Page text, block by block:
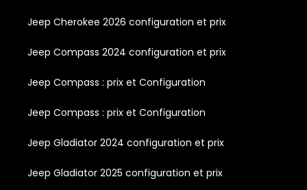
Jeep Cherokee 2026 configuration et prix
Jeep Compass 2024 configuration et prix
Jeep Compass : prix et Configuration
Jeep Compass : prix et Configuration
Jeep Gladiator 2024 configuration et prix
Jeep Gladiator 2025 configuration et prix